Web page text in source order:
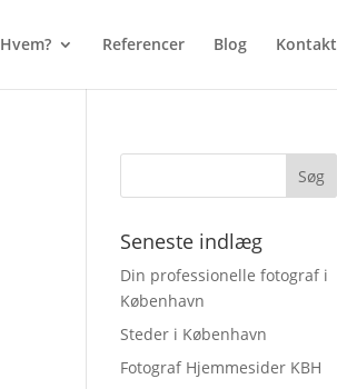
Hvem? Referencer Blog Kontakt
Seneste indlæg
Din professionelle fotograf i
København
Steder i København
Fotograf Hjemmesider KBH